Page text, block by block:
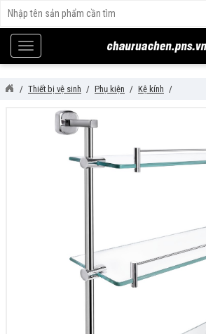
Thiết bị vệ sinh Phụ kiện Kệ kính